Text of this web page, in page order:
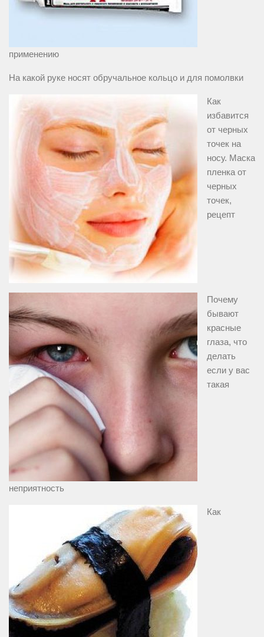
применению
На какой руке носят обручальное кольцо и для помолвки
Как
избавится
от черных
точек на
носу. Маска
пленка от
черных
точек,
рецепт
Почему
бывают
красные
глаза, что
делать
если у вас
такая
неприятность
Как